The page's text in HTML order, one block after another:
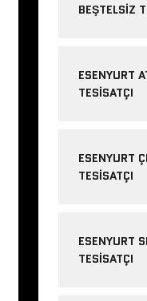
BEŞTELSIZ
ESENYURT
TESISATÇI
ESENYURT
TESISATÇI
ESENYURT
TESISATÇI